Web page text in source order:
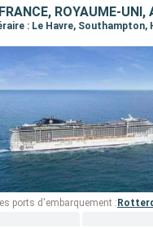
FRANCE, ROYAUME-UNI,
: Le Havre,
ports d'embarquement :